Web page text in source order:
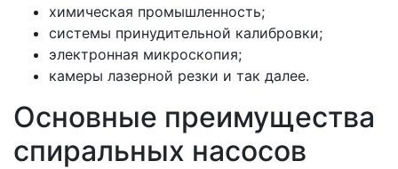
химическая промышленность;
системы принудительной калибровки;
электронная микроскопия;
камеры лазерной резки и так далее.
Основные преимущества
спиральных насосов